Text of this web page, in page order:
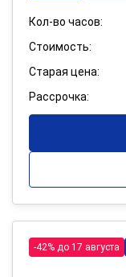
Кол-во часов:
Стоимость:
Старая цена:
Рассрочка:
-42% до 17 августа